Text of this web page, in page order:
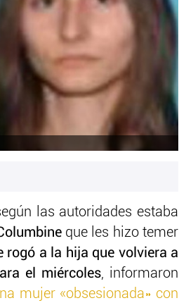
las autoridades estaba
que les hizo temer
rogó a la hija que volviera a
el miércoles, informaron
mujer «obsesionada» con